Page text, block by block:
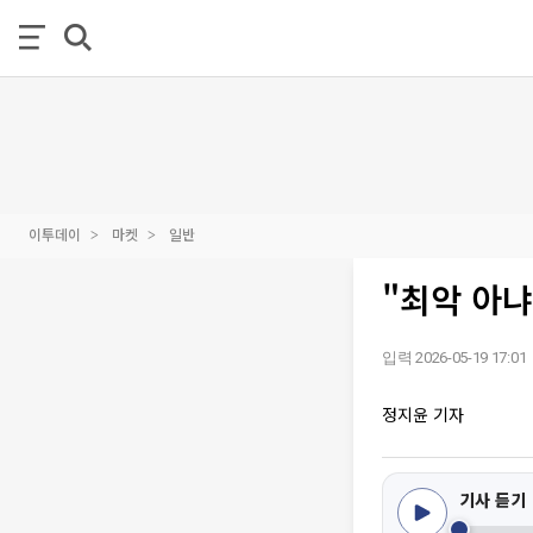
이투데이 마켓 일반
"최악 아
입력 2026-05-19 17:01
정지윤 기자
기사 듣기